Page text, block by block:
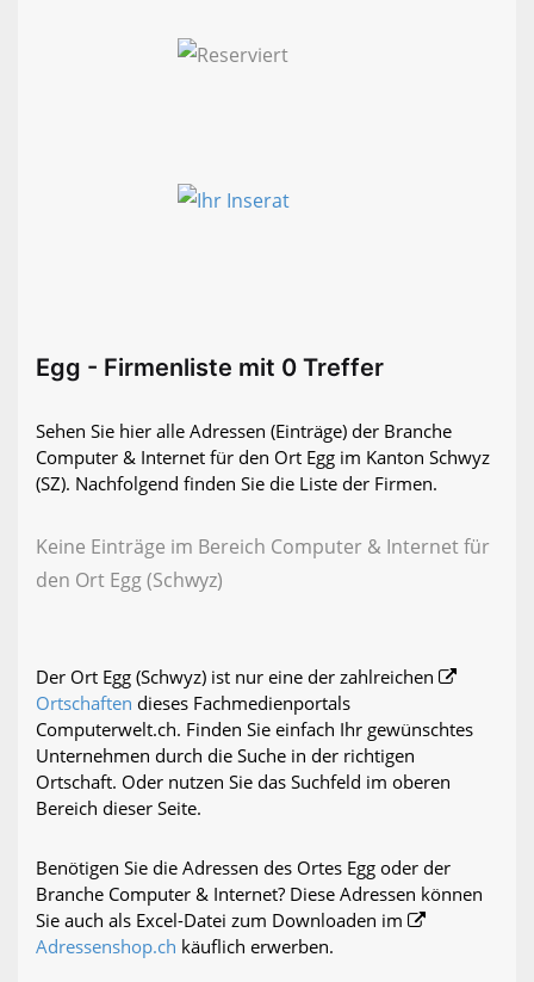
Egg - Firmenliste mit 0 Treffer
Sehen Sie hier alle Adressen (Einträge) der Branche
Computer & Internet für den Ort Egg im Kanton Schwyz
(SZ). Nachfolgend finden Sie die Liste der Firmen.
Keine Einträge im Bereich Computer & Internet für
den Ort Egg (Schwyz)
Der Ort Egg (Schwyz) ist nur eine der zahlreichen
Ortschaften dieses Fachmedienportals
Computerwelt.ch. Finden Sie einfach Ihr gewünschtes
Unternehmen durch die Suche in der richtigen
Ortschaft. Oder nutzen Sie das Suchfeld im oberen
Bereich dieser Seite.
Benötigen Sie die Adressen des Ortes Egg oder der
Branche Computer & Internet? Diese Adressen können
Sie auch als Excel-Datei zum Downloaden im
Adressenshop.ch käuflich erwerben.